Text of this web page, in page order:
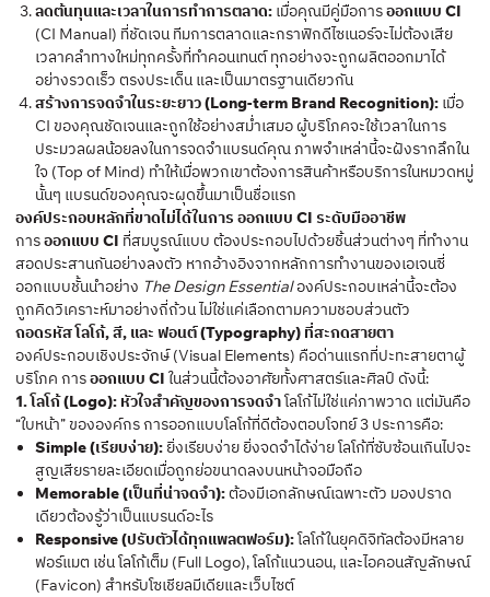
ลดต้นทุนและเวลาในการทำการตลาด:เมื่อคุณมีคู่มือการออกแบบ CI
(CI Manual) ที่ชัดเจน ทีมการตลาดและกราฟิกดีไซเนอร์จะไม่ต้องเสีย
เวลาคลำทางใหม่ทุกครั้งที่ทำคอนเทนต์ ทุกอย่างจะถูกผลิตออกมาได้
อย่างรวดเร็ว ตรงประเด็น และเป็นมาตรฐานเดียวกัน
สร้างการจดจำในระยะยาว (Long-term Brand Recognition):เมื่อ
CI ของคุณชัดเจนและถูกใช้อย่างสม่ำเสมอ ผู้บริโภคจะใช้เวลาในการ
ประมวลผลน้อยลงในการจดจำแบรนด์คุณ ภาพจำเหล่านี้จะฝังรากลึกใน
ใจ (Top of Mind) ทำให้เมื่อพวกเขาต้องการสินค้าหรือบริการในหมวดหมู่
นั้นๆ แบรนด์ของคุณจะผุดขึ้นมาเป็นชื่อแรก
องค์ประกอบหลักที่ขาดไม่ได้ในการ ออกแบบ CI ระดับมืออาชีพ
การออกแบบ CI ที่สมบูรณ์แบบ ต้องประกอบไปด้วยชิ้นส่วนต่างๆ ที่ทำงาน
สอดประสานกันอย่างลงตัว หากอ้างอิงจากหลักการทำงานของเอเจนซี่
ออกแบบชั้นนำอย่าง The Design Essentialองค์ประกอบเหล่านี้จะต้อง
ถูกคิดวิเคราะห์มาอย่างถี่ถ้วน ไม่ใช่แค่เลือกตามความชอบส่วนตัว
ถอดรหัส โลโก้, สี, และ ฟอนต์ (Typography) ที่สะกดสายตา
องค์ประกอบเชิงประจักษ์ (Visual Elements) คือด่านแรกที่ปะทะสายตาผู้
บริโภค การออกแบบ CI ในส่วนนี้ต้องอาศัยทั้งศาสตร์และศิลป์ ดังนี้:
1. โลโก้ (Logo): หัวใจสำคัญของการจดจำโลโก้ไม่ใช่แค่ภาพวาด แต่มันคือ
“ใบหน้า” ขององค์กร การออกแบบโลโก้ที่ดีต้องตอบโจทย์ 3 ประการคือ:
Simple (เรียบง่าย):ยิ่งเรียบง่าย ยิ่งจดจำได้ง่าย โลโก้ที่ซับซ้อนเกินไปจะ
สูญเสียรายละเอียดเมื่อถูกย่อขนาดลงบนหน้าจอมือถือ
Memorable (เป็นที่น่าจดจำ):ต้องมีเอกลักษณ์เฉพาะตัว มองปราด
เดียวต้องรู้ว่าเป็นแบรนด์อะไร
Responsive (ปรับตัวได้ทุกแพลตฟอร์ม):โลโก้ในยุคดิจิทัลต้องมีหลาย
ฟอร์แมต เช่น โลโก้เต็ม (Full Logo), โลโก้แนวนอน, และไอคอนสัญลักษณ์
(Favicon) สำหรับโซเชียลมีเดียและเว็บไซต์